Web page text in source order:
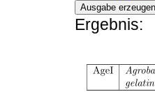
Ausgabe erzeugen
Ergebnis: